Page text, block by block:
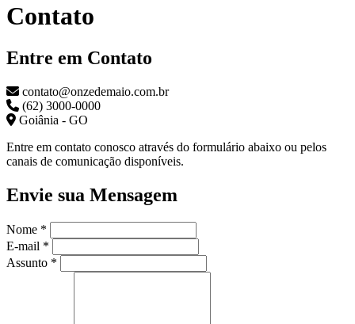
Contato
Entre em Contato
contato@onzedemaio.com.br
(62) 3000-0000
Goiânia - GO
Entre em contato conosco através do formulário abaixo ou pelos
canais de comunicação disponíveis.
Envie sua Mensagem
Nome *
E-mail *
Assunto *